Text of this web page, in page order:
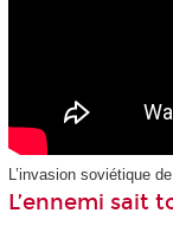
L’invasion soviétique
L’ennemi sait